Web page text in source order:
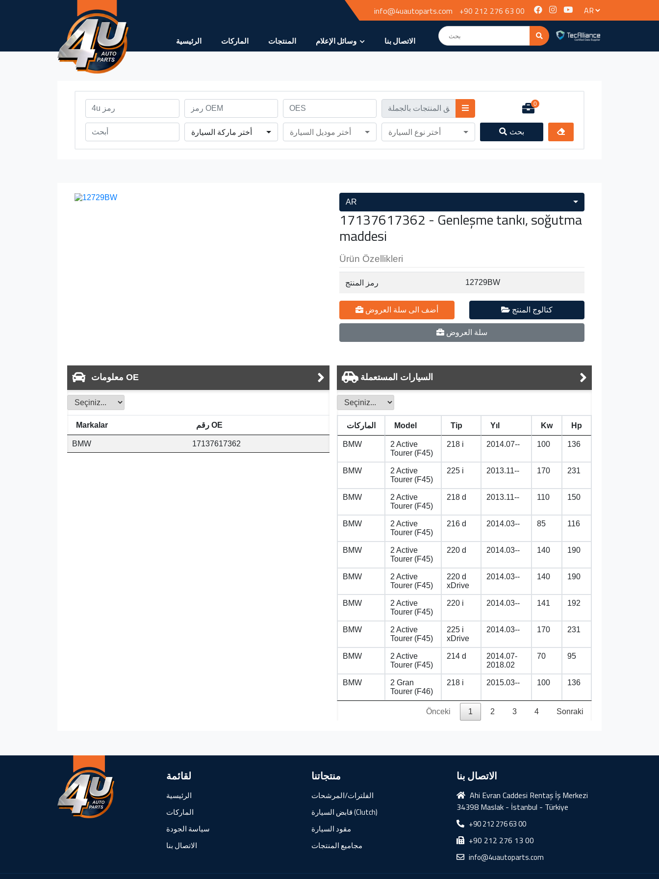
info@4uautoparts.com +90 212 276 63 00
الرئيسية الماركات المنتجات الاتصال بنا
0
أختر ماركة السيارة أختر موديل السيارة أختر نوع السيارة بحث
AR
17137617362 - Genleşme tankı, soğutma
maddesi
Ürün Özellikleri
رمز المنتج 12729BW
أضف الى سلة العروض كتالوج المنتج
سلة العروض
معلومات OE
Markalar رقم OE
BMW 17137617362
السيارات المستعملة
الماركات Model Tip Yıl Kw Hp
BMW
2 Active
Tourer (F45)
218 i 2014.07-- 100 136
BMW
2 Active
Tourer (F45)
225 i 2013.11-- 170 231
BMW
2 Active
Tourer (F45)
218 d 2013.11-- 110 150
BMW
2 Active
Tourer (F45)
216 d 2014.03-- 85 116
BMW
2 Active
Tourer (F45)
220 d 2014.03-- 140 190
BMW
2 Active
Tourer (F45)
220 d
xDrive
2014.03-- 140 190
BMW
2 Active
Tourer (F45)
220 i 2014.03-- 141 192
BMW
2 Active
Tourer (F45)
225 i
xDrive
2014.03-- 170 231
BMW
2 Active
Tourer (F45)
214 d
2014.07-
2018.02
70 95
BMW
2 Gran
Tourer (F46)
218 i 2015.03-- 100 136
Önceki 1 2 3 4 Sonraki
لقائمة
الرئيسية
الماركات
سياسة الجودة
الاتصال بنا
منتجاتنا
الفلترات/المرشحات
قابض السيارة (Clutch)
مقود السيارة
مجاميع المنتجات
الاتصال بنا
Ahi Evran Caddesi Rentaş İş Merkezi
34398 Maslak - İstanbul - Türkiye
+90 212 276 63 00
+90 212 276 13 00
info@4uautoparts.com